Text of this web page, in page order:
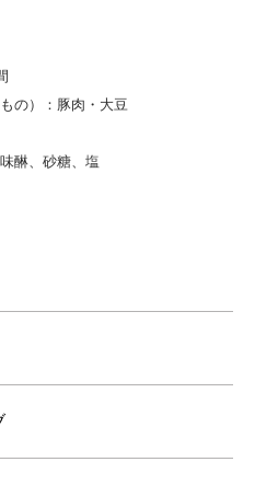
の）：豚肉・大豆
醂、砂糖、塩